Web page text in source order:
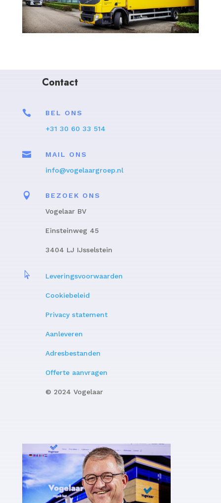
Contact

BEL ONS
+31 30 60 33 514

MAIL ONS
info@vogelaargroep.nl

BEZOEK ONS
Vogelaar BV
Einsteinweg 45
3404 LJ IJsselstein
 Leveringsvoorwaarden
Cookiebeleid
Privacy statement
Aanleveren
Adresbestanden
Offerte aanvragen
© 2024 Vogelaar